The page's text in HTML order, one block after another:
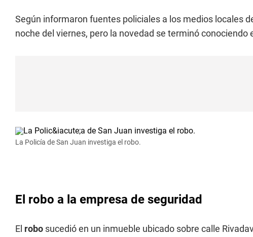
Según informaron fuentes policiales a los medios locales
noche del viernes, pero la novedad se terminó conociendo
La Policía de San Juan investiga el robo.
El robo a la empresa de seguridad
El robo sucedió en un inmueble ubicado sobre calle